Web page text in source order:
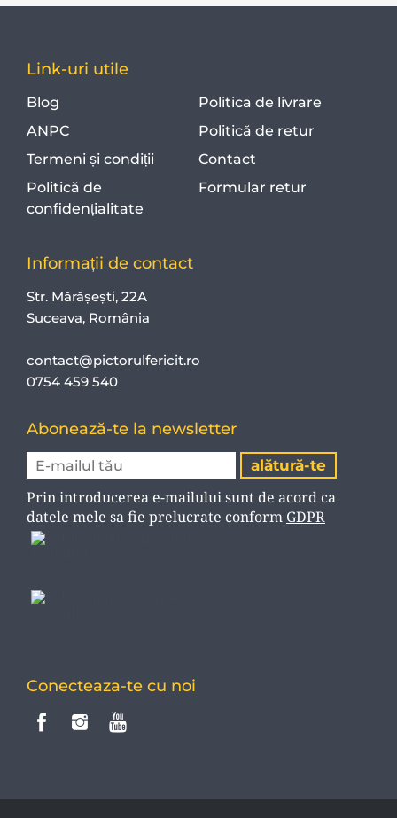
Link-uri utile
Blog
ANPC
Termeni și condiții
Politică de
confidențialitate
Politica de livrare
Politică de retur
Contact
Formular retur
Informații de contact
Str. Mărășești, 22A
Suceava, România
contact@pictorulfericit.ro
0754 459 540
Abonează-te la newsletter
Prin introducerea e-mailului sunt de acord ca
datele mele sa fie prelucrate conform GDPR
Conecteaza-te cu noi